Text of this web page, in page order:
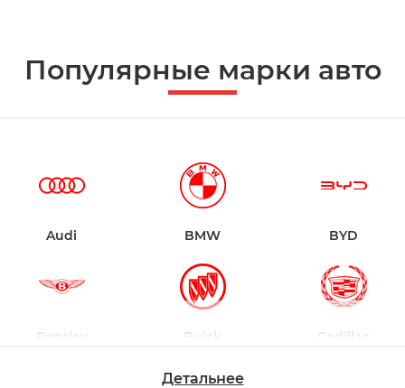
Популярные марки авто
Audi BMW BYD
Bentley Buick Cadillac
Детальнее